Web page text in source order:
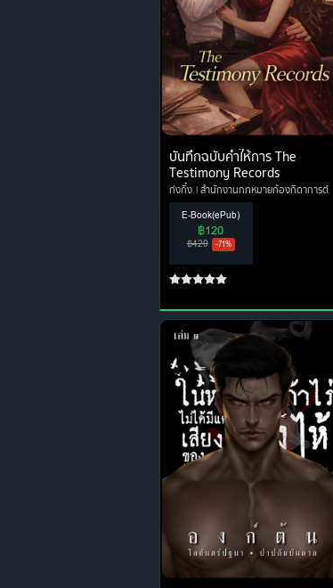
บันทึกฉบับคำให้การ The
Testimony Records
กุ๋งกิ๋ง สำนักงานกฎหมายก้องกิดาการต์
E-Book(ePub)
฿120
฿420 -71%